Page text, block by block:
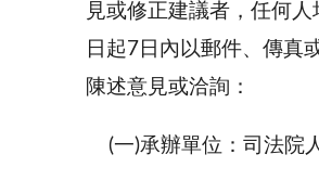
見或修正建議者，任何人
日起7日內以郵件、傳真
陳述意見或洽詢：
(一)承辦單位：司法院